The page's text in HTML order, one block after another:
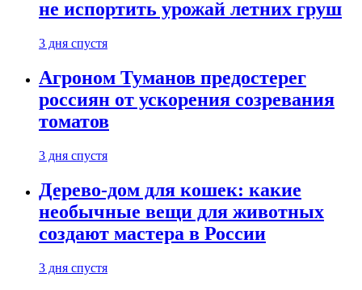
не испортить урожай летних груш
3 дня спустя
Агроном Туманов предостерег
россиян от ускорения созревания
томатов
3 дня спустя
Дерево-дом для кошек: какие
необычные вещи для животных
создают мастера в России
3 дня спустя